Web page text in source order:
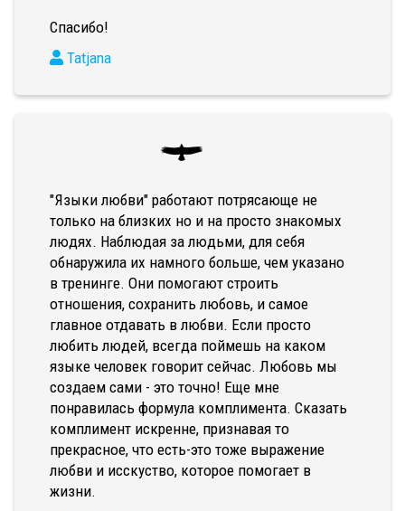
Спасибо!
Tatjana
"Языки любви" работают потрясающе не
только на близких но и на просто знакомых
людях. Наблюдая за людьми, для себя
обнаружила их намного больше, чем указано
в тренинге. Они помогают строить
отношения, сохранить любовь, и самое
главное отдавать в любви. Если просто
любить людей, всегда поймешь на каком
языке человек говорит сейчас. Любовь мы
создаем сами - это точно! Еще мне
понравилась формула комплимента. Сказать
комплимент искренне, признавая то
прекрасное, что есть-это тоже выражение
любви и исскуство, которое помогает в
жизни.